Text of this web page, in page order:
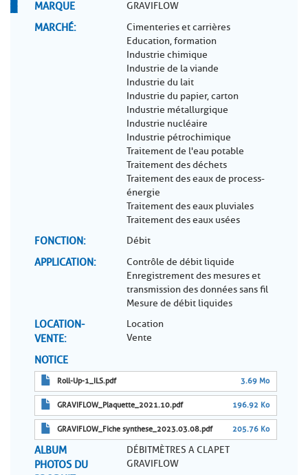
MARQUE GRAVIFLOW
MARCHÉ
Cimenteries et carrières
Education, formation
Industrie chimique
Industrie de la viande
Industrie du lait
Industrie du papier, carton
Industrie métallurgique
Industrie nucléaire
Industrie pétrochimique
Traitement de l'eau potable
Traitement des déchets
Traitement des eaux de process-
énergie
Traitement des eaux pluviales
Traitement des eaux usées
FONCTION Débit
APPLICATION
Contrôle de débit liquide
Enregistrement des mesures et
transmission des données sans fil
Mesure de débit liquides
LOCATION-
VENTE
Location
Vente
NOTICE
Roll-Up-1_ILS.pdf 3.69 Mo
GRAVIFLOW_Plaquette_2021.10.pdf 196.92 Ko
GRAVIFLOW_Fiche synthese_2023.03.08.pdf 205.76 Ko
ALBUM
PHOTOS DU
DÉBITMÈTRES A CLAPET
GRAVIFLOW